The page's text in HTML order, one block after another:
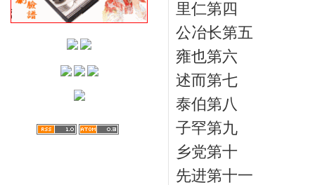
里仁第四
公冶长第五
雍也第六
述而第七
泰伯第八
子罕第九
乡党第十
先进第十一